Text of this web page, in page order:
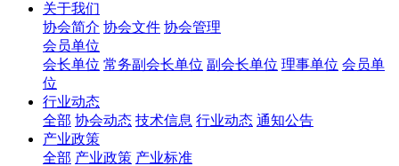
关于我们
协会简介 协会文件 协会管理
会员单位
会长单位 常务副会长单位 副会长单位 理事单位 会员单
位
行业动态
全部 协会动态 技术信息 行业动态 通知公告
产业政策
全部 产业政策 产业标准